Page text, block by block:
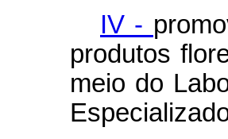
IV -
produtos
meio do